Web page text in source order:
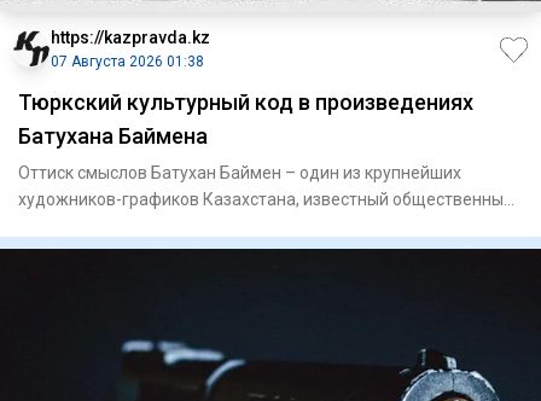
https://kazpravda.kz
07 Августа 2026 01:38
Тюркский культурный код в произведениях
Батухана Баймена
Оттиск смыслов Батухан Баймен – один из крупнейших
художников-графиков Казахстана, известный общественный